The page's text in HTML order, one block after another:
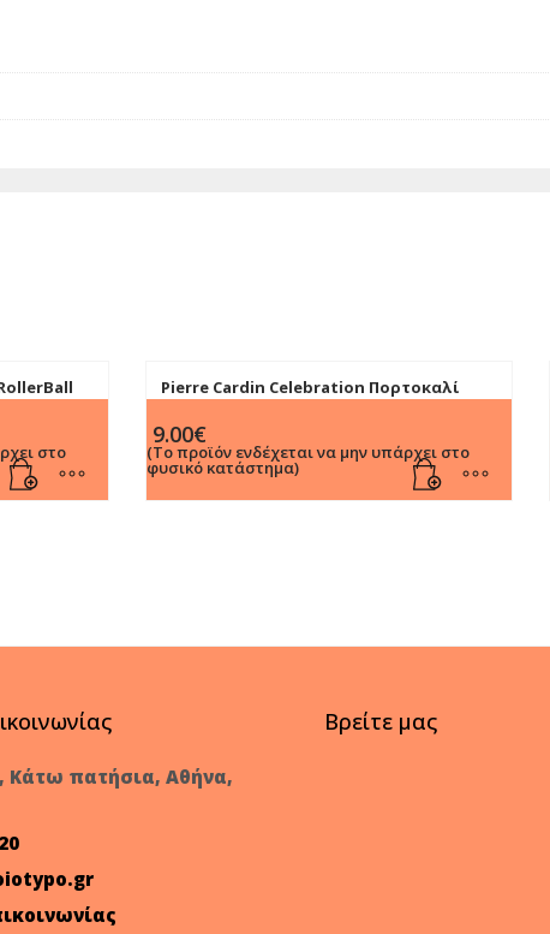
στο
Pierre Cardin Celebration Πορτοκαλί
9.00€
(Το προϊόν ενδέχεται να μην υπάρχει στο
φυσικό κατάστημα)
Κάτω πατήσια, Αθήνα,
Βρείτε μας